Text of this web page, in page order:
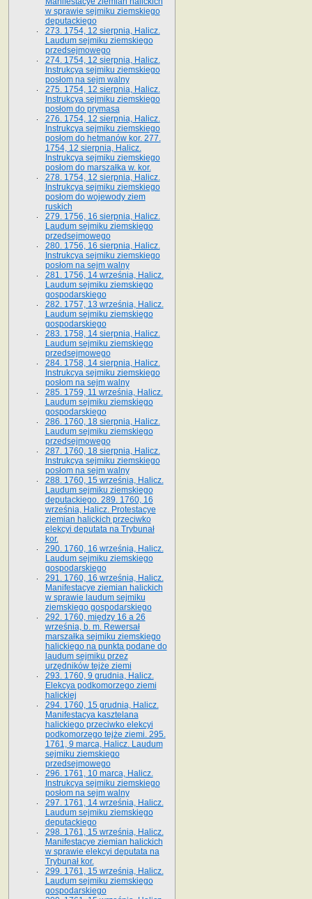
w sprawie sejmiku ziemskiego
deputackiego
273. 1754, 12 sierpnia, Halicz.
Laudum sejmiku ziemskiego
przedsejmowego
274. 1754, 12 sierpnia, Halicz.
Instrukcya sejmiku ziemskiego
posłom na sejm walny
275. 1754, 12 sierpnia, Halicz.
Instrukcya sejmiku ziemskiego
posłom do prymasa
276. 1754, 12 sierpnia, Halicz.
Instrukcya sejmiku ziemskiego
posłom do hetmanów kor. 277.
1754, 12 sierpnia, Halicz.
Instrukcya sejmiku ziemskiego
posłom do marszałka w. kor.
278. 1754, 12 sierpnia, Halicz.
Instrukcya sejmiku ziemskiego
posłom do wojewody ziem
ruskich
279. 1756, 16 sierpnia, Halicz.
Laudum sejmiku ziemskiego
przedsejmowego
280. 1756, 16 sierpnia, Halicz.
Instrukcya sejmiku ziemskiego
posłom na sejm walny
281. 1756, 14 września, Halicz.
Laudum sejmiku ziemskiego
gospodarskiego
282. 1757, 13 września, Halicz.
Laudum sejmiku ziemskiego
gospodarskiego
283. 1758, 14 sierpnia, Halicz.
Laudum sejmiku ziemskiego
przedsejmowego
284. 1758, 14 sierpnia, Halicz.
Instrukcya sejmiku ziemskiego
posłom na sejm walny
285. 1759, 11 września, Halicz.
Laudum sejmiku ziemskiego
gospodarskiego
286. 1760, 18 sierpnia, Halicz.
Laudum sejmiku ziemskiego
przedsejmowego
287. 1760, 18 sierpnia, Halicz.
Instrukcya sejmiku ziemskiego
posłom na sejm walny
288. 1760, 15 września, Halicz.
Laudum sejmiku ziemskiego
deputackiego. 289. 1760, 16
września, Halicz. Protestacye
ziemian halickich przeciwko
elekcyi deputata na Trybunał
kor.
290. 1760, 16 września, Halicz.
Laudum sejmiku ziemskiego
gospodarskiego
291. 1760, 16 września, Halicz.
Manifestacye ziemian halickich
w sprawie laudum sejmiku
ziemskiego gospodarskiego
292. 1760, między 16 a 26
września, b. m. Rewersał
marszałka sejmiku ziemskiego
halickiego na punkta podane do
laudum sejmiku przez
urzędników tejże ziemi
293. 1760, 9 grudnia, Halicz.
Elekcya podkomorzego ziemi
halickiej
294. 1760, 15 grudnia, Halicz.
Manifestacya kasztelana
halickiego przeciwko elekcyi
podkomorzego tejże ziemi. 295.
1761, 9 marca, Halicz. Laudum
sejmiku ziemskiego
przedsejmowego
296. 1761, 10 marca, Halicz.
Instrukcya sejmiku ziemskiego
posłom na sejm walny
297. 1761, 14 września, Halicz.
Laudum sejmiku ziemskiego
deputackiego
298. 1761, 15 września, Halicz.
Manifestacye ziemian halickich
w sprawie elekcyi deputata na
Trybunał kor.
299. 1761, 15 września, Halicz.
Laudum sejmiku ziemskiego
gospodarskiego